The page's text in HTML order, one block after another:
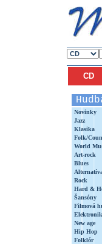
CD
Novinky
Jazz
Klasika
Folk/
World
Art-rock
Blues
Rock
Hard &
Šansóny
Filmová
New age
Hip Hop
Folklór